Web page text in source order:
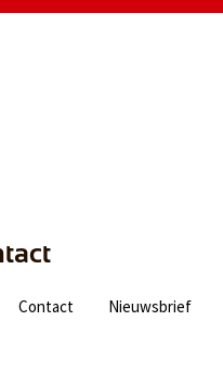
Contact Nieuwsbrief